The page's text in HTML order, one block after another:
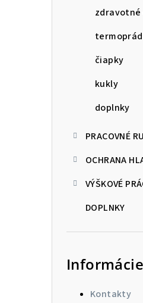
zdravotné
čiapky
kukly
doplnky
PRACOVNÉ
OCHRANA
VÝŠKOVÉ
DOPLNKY
Kontakty